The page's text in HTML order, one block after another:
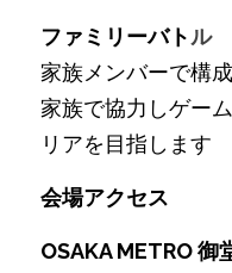
ファミリーバトル
家族メンバーで構
家族で協力しゲー
リアを目指します
会場アクセス
OSAKA METRO 御